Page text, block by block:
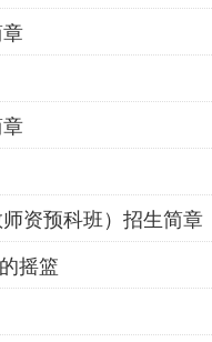
资预科班）招生简章
摇篮